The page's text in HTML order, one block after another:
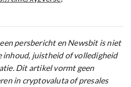
persbericht en Newsbit is niet
juistheid of volledigheid
Dit artikel vormt geen
in cryptovaluta of presales